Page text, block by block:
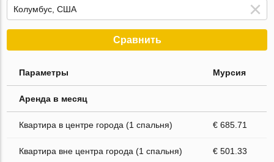
Сравнить
Параметры Мурсия
Аренда в месяц
Квартира в центре города (1 спальня) € 685.71
Квартира вне центра города (1 спальня) € 501.33